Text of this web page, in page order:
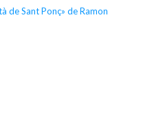
de Sant Ponç» de Ramon